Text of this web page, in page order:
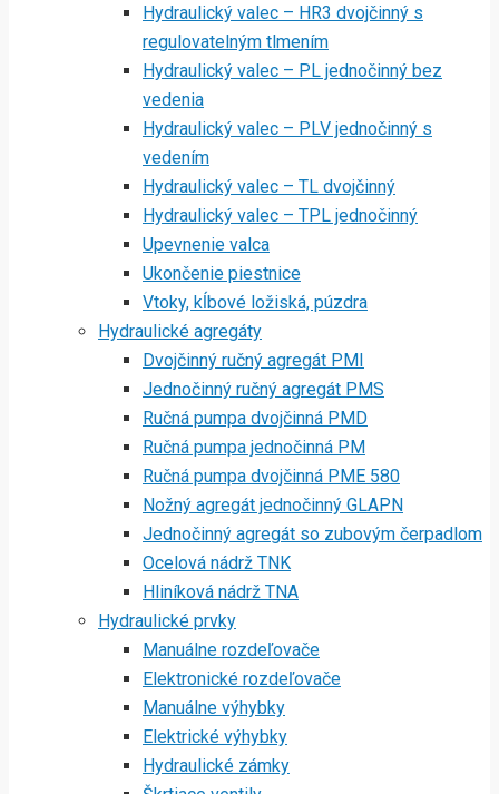
Hydraulický valec – HR3 dvojčinný s
regulovatelným tlmením
Hydraulický valec – PL jednočinný bez
vedenia
Hydraulický valec – PLV jednočinný s
vedením
Hydraulický valec – TL dvojčinný
Hydraulický valec – TPL jednočinný
Upevnenie valca
Ukončenie piestnice
Vtoky, kĺbové ložiská, púzdra
Hydraulické agregáty
Dvojčinný ručný agregát PMI
Jednočinný ručný agregát PMS
Ručná pumpa dvojčinná PMD
Ručná pumpa jednočinná PM
Ručná pumpa dvojčinná PME 580
Nožný agregát jednočinný GLAPN
Jednočinný agregát so zubovým čerpadlom
Ocelová nádrž TNK
Hliníková nádrž TNA
Hydraulické prvky
Manuálne rozdeľovače
Elektronické rozdeľovače
Manuálne výhybky
Elektrické výhybky
Hydraulické zámky